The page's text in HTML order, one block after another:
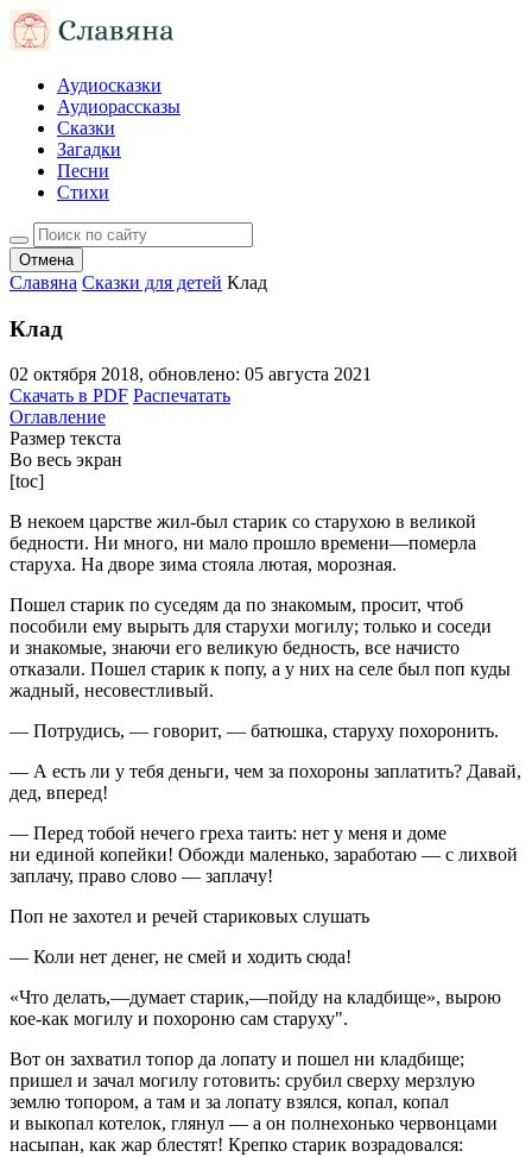
Аудиосказки
Аудиорассказы
Сказки
Загадки
Песни
Стихи
Отмена
Славяна Сказки для детей Клад
Клад
02 октября 2018, обновлено: 05 августа 2021
Скачать в PDF Распечатать
Оглавление
Размер текста
Во весь экран
[toc]
В некоем царстве жил-был старик со старухою в великой
бедности. Ни много, ни мало прошло времени—померла
старуха. На дворе зима стояла лютая, морозная.
Пошел старик по суседям да по знакомым, просит, чтоб
пособили ему вырыть для старухи могилу; только и соседи
и знакомые, знаючи его великую бедность, все начисто
отказали. Пошел старик к попу, а у них на селе был поп куды
жадный, несовестливый.
— Потрудись, — говорит, — батюшка, старуху похоронить.
— А есть ли у тебя деньги, чем за похороны заплатить? Давай,
дед, вперед!
— Перед тобой нечего греха таить: нет у меня и доме
ни единой копейки! Обожди маленько, заработаю — с лихвой
заплачу, право слово — заплачу!
Поп не захотел и речей стариковых слушать
— Коли нет денег, не смей и ходить сюда!
«Что делать,—думает старик,—пойду на кладбище», вырою
кое-как могилу и похороню сам старуху".
Вот он захватил топор да лопату и пошел ни кладбище;
пришел и зачал могилу готовить: срубил сверху мерзлую
землю топором, а там и за лопату взялся, копал, копал
и выкопал котелок, глянул — а он полнехонько червонцами
насыпан, как жар блестят! Крепко старик возрадовался: